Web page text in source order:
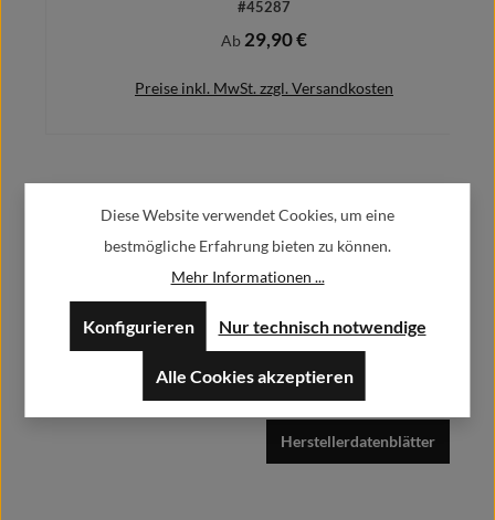
#45287
Regulärer Preis:
Ab 29,90 €
Preise inkl. MwSt. zzgl. Versandkosten
Alfa GmbH / Alfashirt
Weisweilerstr.20-22
info@alfashirt.de
Herstellerdatenblätter
Diese Website verwendet Cookies, um eine
bestmögliche Erfahrung bieten zu können.
Mehr Informationen ...
Nur technisch notwendige
Konfigurieren
Alle Cookies akzeptieren